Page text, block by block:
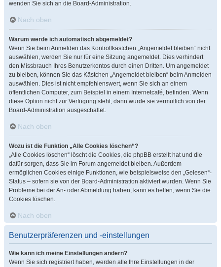
wenden Sie sich an die Board-Administration.
Nach oben
Warum werde ich automatisch abgemeldet?
Wenn Sie beim Anmelden das Kontrollkästchen „Angemeldet bleiben“ nicht
auswählen, werden Sie nur für eine Sitzung angemeldet. Dies verhindert
den Missbrauch Ihres Benutzerkontos durch einen Dritten. Um angemeldet
zu bleiben, können Sie das Kästchen „Angemeldet bleiben“ beim Anmelden
auswählen. Dies ist nicht empfehlenswert, wenn Sie sich an einem
öffentlichen Computer, zum Beispiel in einem Internetcafé, befinden. Wenn
diese Option nicht zur Verfügung steht, dann wurde sie vermutlich von der
Board-Administration ausgeschaltet.
Nach oben
Wozu ist die Funktion „Alle Cookies löschen“?
„Alle Cookies löschen“ löscht die Cookies, die phpBB erstellt hat und die
dafür sorgen, dass Sie im Forum angemeldet bleiben. Außerdem
ermöglichen Cookies einige Funktionen, wie beispielsweise den „Gelesen“-
Status – sofern sie von der Board-Administration aktiviert wurden. Wenn Sie
Probleme bei der An- oder Abmeldung haben, kann es helfen, wenn Sie die
Cookies löschen.
Nach oben
Benutzerpräferenzen und -einstellungen
Wie kann ich meine Einstellungen ändern?
Wenn Sie sich registriert haben, werden alle Ihre Einstellungen in der